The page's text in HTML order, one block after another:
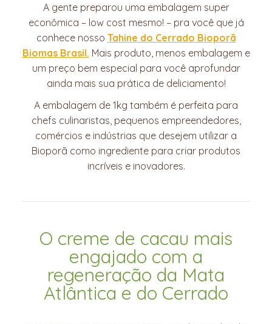
A gente preparou uma embalagem super
econômica – low cost mesmo! – pra você que já
conhece nosso Tahine do Cerrado Bioporã
Biomas Brasil. Mais produto, menos embalagem e
um preço bem especial para você aprofundar
ainda mais sua prática de deliciamento!
A embalagem de 1kg também é perfeita para
chefs culinaristas, pequenos empreendedores,
comércios e indústrias que desejem utilizar a
Bioporã como ingrediente para criar produtos
incríveis e inovadores.
O creme de cacau mais
engajado com a
regeneração da Mata
Atlântica e do Cerrado